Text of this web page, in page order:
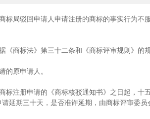
局驳回申请人申请注册的商标的事实行为不
商标法》第三十二条和《商标评审规则》的规
的原申请人。
标注册申请的《商标核驳通知书》之日起，十
延期三十天，是否准许延期，由商标评审委员